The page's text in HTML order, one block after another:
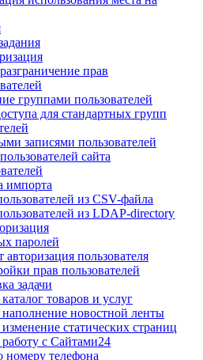
прав
группами пользователей
для стандартных групп
записями пользователей
сайта
импорта
из CSV-файла
из LDAP-directory
паролей
авторизация пользователя
прав пользователей
задачи
товаров и услуг
новостной ленты
статических страниц
с Сайтами24
номеру телефона